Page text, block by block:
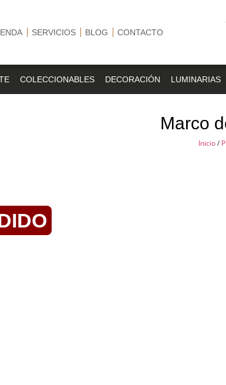
SERVICIOS BLOG CONTACTO
COLECCIONABLES DECORACIÓN LUMINARIAS
Marco
Inicio/